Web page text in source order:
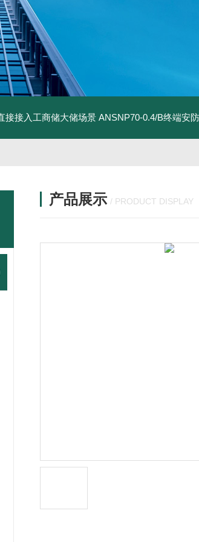
接接入工商储大储场景 ANSNP70-0.4/B终端安防
产品展示 / PRODUCT DISPLAY